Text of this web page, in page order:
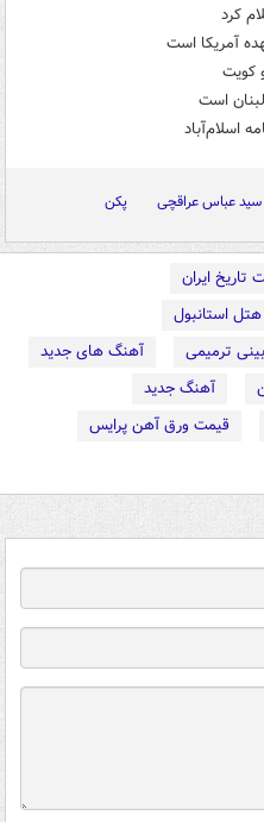
کرد
آمریکا است
کویت
است
اسلام‌آباد
سید عباس عراقچی پکن
تاریخ ایران
هتل استانبول
ترمیمی
آهنگ های جدید
آهنگ جدید
قیمت ورق آهن پرایس